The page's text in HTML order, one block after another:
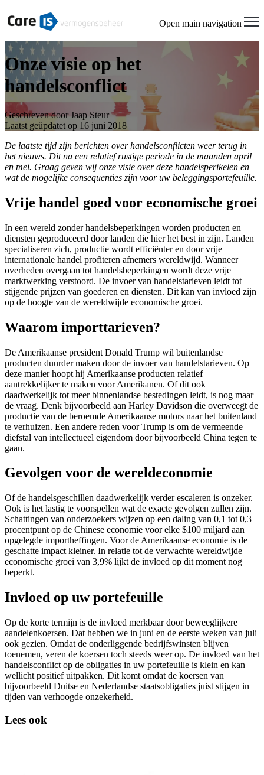
Open main navigation
Onze visie op het
handelsconflict
Geschreven doorJaap Steur
Laatst geüpdatet op 16 juni 2018
De laatste tijd zijn berichten over handelsconflicten weer terug in
het nieuws. Dit na een relatief rustige periode in de maanden april
en mei. Graag geven wij onze visie over deze handelsperikelen en
wat de mogelijke consequenties zijn voor uw beleggingsportefeuille.
Vrije handel goed voor economische groei
In een wereld zonder handelsbeperkingen worden producten en
diensten geproduceerd door landen die hier het best in zijn. Landen
specialiseren zich, productie wordt efficiënter en door vrije
internationale handel profiteren afnemers wereldwijd. Wanneer
overheden overgaan tot handelsbeperkingen wordt deze vrije
marktwerking verstoord. De invoer van handelstarieven leidt tot
stijgende prijzen van goederen en diensten. Dit kan van invloed zijn
op de hoogte van de wereldwijde economische groei.
Waarom importtarieven?
De Amerikaanse president Donald Trump wil buitenlandse
producten duurder maken door de invoer van handelstarieven. Op
deze manier hoopt hij Amerikaanse producten relatief
aantrekkelijker te maken voor Amerikanen. Of dit ook
daadwerkelijk tot meer binnenlandse bestedingen leidt, is nog maar
de vraag. Denk bijvoorbeeld aan Harley Davidson die overweegt de
productie van de beroemde Amerikaanse motors naar het buitenland
te verhuizen. Een andere reden voor Trump is om de vermeende
diefstal van intellectueel eigendom door bijvoorbeeld China tegen te
gaan.
Gevolgen voor de wereldeconomie
Of de handelsgeschillen daadwerkelijk verder escaleren is onzeker.
Ook is het lastig te voorspellen wat de exacte gevolgen zullen zijn.
Schattingen van onderzoekers wijzen op een daling van 0,1 tot 0,3
procentpunt op de Chinese economie voor elke $100 miljard aan
opgelegde importheffingen. Voor de Amerikaanse economie is de
geschatte impact kleiner. In relatie tot de verwachte wereldwijde
economische groei van 3,9% lijkt de invloed op dit moment nog
beperkt.
Invloed op uw portefeuille
Op de korte termijn is de invloed merkbaar door beweeglijkere
aandelenkoersen. Dat hebben we in juni en de eerste weken van juli
ook gezien. Omdat de onderliggende bedrijfswinsten blijven
toenemen, veren de koersen toch steeds weer op. De invloed van het
handelsconflict op de obligaties in uw portefeuille is klein en kan
wellicht positief uitpakken. Dit komt omdat de koersen van
bijvoorbeeld Duitse en Nederlandse staatsobligaties juist stijgen in
tijden van verhoogde onzekerheid.
Lees ook